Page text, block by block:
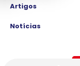
Artigos
Notícias